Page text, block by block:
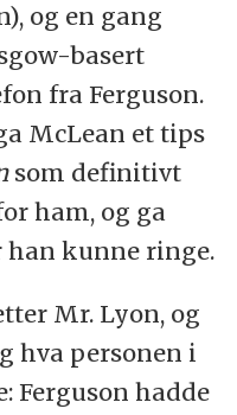
og en gang
basert
fra Ferguson.
McLean et tips
som definitivt
ham, og ga
kunne ringe.
Mr. Lyon, og
hva personen i
Ferguson hadde